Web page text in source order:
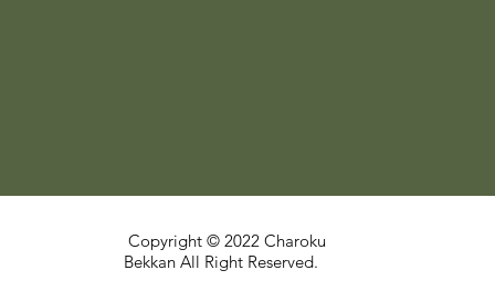
Copyright © 2022 Charoku
Bekkan All Right Reserved.